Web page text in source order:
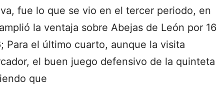
fue lo que se vio en el tercer periodo, en
la ventaja sobre Abejas de León por 16
Para el último cuarto, aunque la visita
el buen juego defensivo de la quinteta
que